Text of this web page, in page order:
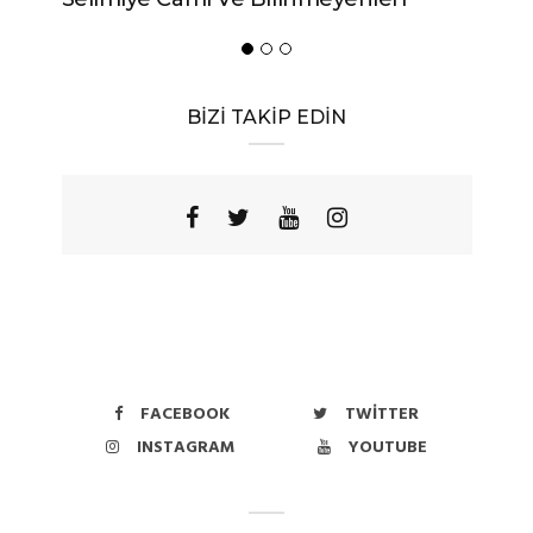
BİZİ TAKİP EDİN
FACEBOOK
TWITTER
INSTAGRAM
YOUTUBE